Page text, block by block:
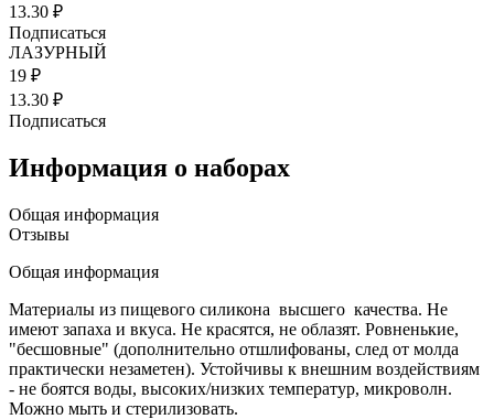
13.30 ₽
Подписаться
ЛАЗУРНЫЙ
19 ₽
13.30 ₽
Подписаться
Информация о наборах
Общая информация
Отзывы
Общая информация
Материалы из пищевого силикона высшего качества. Не
имеют запаха и вкуса. Не красятся, не облазят. Ровненькие,
"бесшовные" (дополнительно отшлифованы, след от молда
практически незаметен). Устойчивы к внешним воздействиям
- не боятся воды, высоких/низких температур, микроволн.
Можно мыть и стерилизовать.